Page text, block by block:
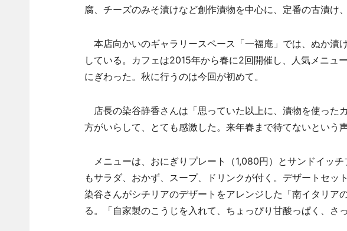
腐、チーズのみそ漬けなど創作漬物を中心に、定番の古漬け
本店向かいのギャラリースペース「一福庵」では、ぬか漬
している。カフェは2015年から春に2回開催し、人気メニュ
にぎわった。秋に行うのは今回が初めて。
店長の染谷静香さんは「思っていた以上に、漬物を使った
方がいらして、とても感激した。来年春まで待てないという
メニューは、おにぎりプレート（1,080円）とサンドイッ
もサラダ、おかず、スープ、ドリンクが付く。デザートセッ
染谷さんがシチリアのデザートをアレンジした「南イタリア
る。「自家製のこうじを入れて、ちょっぴり甘酸っぱく、さ